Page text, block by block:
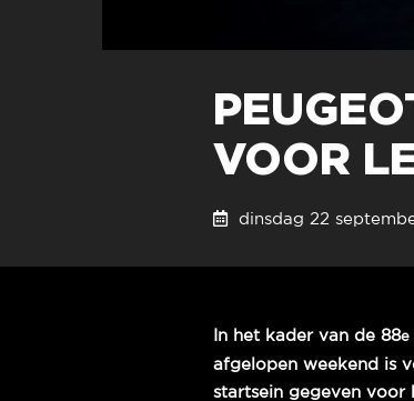
VOOR
dinsdag 22
In het kader van de 88e
afgelopen weekend is
startsein gegeven voor